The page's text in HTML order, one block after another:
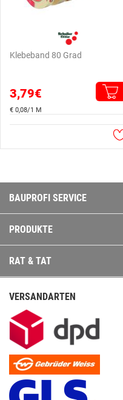
Klebeband 80 Grad
3,79€
€ 0,08/1 M
BAUPROFI SERVICE
PRODUKTE
RAT & TAT
VERSANDARTEN